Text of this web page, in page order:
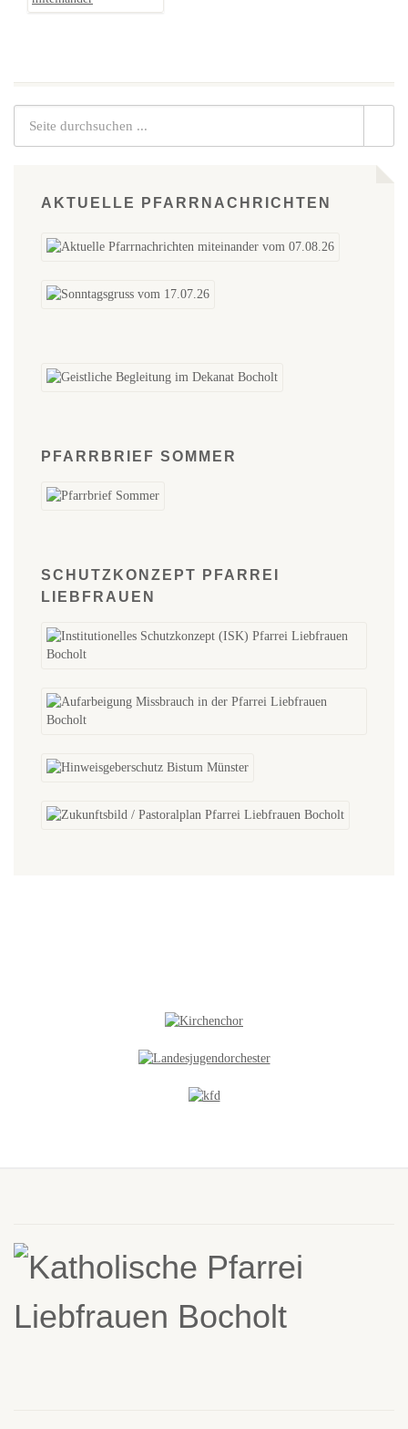
AKTUELLE PFARRNACHRICHTEN
PFARRBRIEF SOMMER
SCHUTZKONZEPT PFARREI
LIEBFRAUEN